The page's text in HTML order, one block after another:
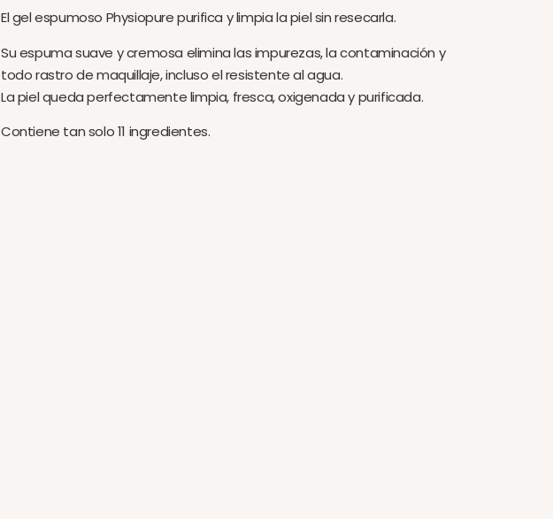
El gel espumoso Physiopure purifica y limpia la piel sin resecarla.
Su espuma suave y cremosa elimina las impurezas, la contaminación y
todo rastro de maquillaje, incluso el resistente al agua.
La piel queda perfectamente limpia, fresca, oxigenada y purificada.
Contiene tan solo 11 ingredientes.